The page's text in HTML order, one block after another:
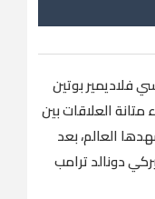
فلاديمير بوتين
متانة العلاقات بين
العالم، بعد
دونالد ترامب